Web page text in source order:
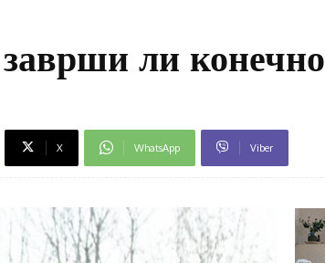
ли конечно
X WhatsApp Viber